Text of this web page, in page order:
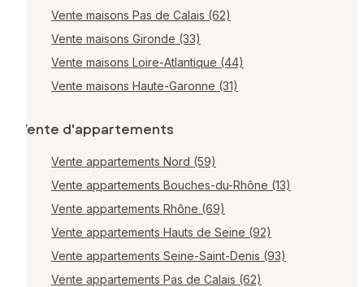
Vente maisons Pas de Calais (62)
Vente maisons Gironde (33)
Vente maisons Loire-Atlantique (44)
Vente maisons Haute-Garonne (31)
Vente d'appartements
Vente appartements Nord (59)
Vente appartements Bouches-du-Rhône (13)
Vente appartements Rhône (69)
Vente appartements Hauts de Seine (92)
Vente appartements Seine-Saint-Denis (93)
Vente appartements Pas de Calais (62)